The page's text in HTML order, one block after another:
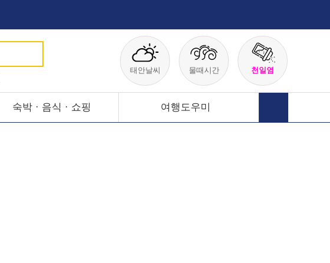
태안날씨 물때시간 천일염
숙박 · 음식 · 쇼핑 여행도우미